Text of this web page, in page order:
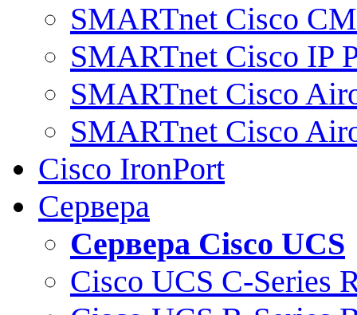
SMARTnet Cisco
SMARTnet Cisco IP
SMARTnet Cisco
SMARTnet Cisco
Cisco IronPort
Сервера
Сервера Cisco UCS
Cisco UCS C-Series